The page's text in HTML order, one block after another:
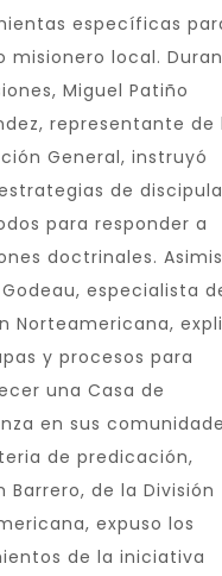
específicas
misionero local.
Miguel Patiño
representante de
General, instruyó
de
para responder a
doctrinales.
especialista
Norteamericana,
y procesos para
una Casa de
en sus
de predicación,
Barrero, de la División
expuso los
de la iniciativa